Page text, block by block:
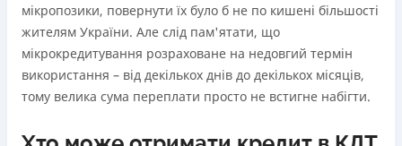
мікропозики, повернути їх було б не по кишені більшості
жителям України. Але слід пам'ятати, що
мікрокредитування розраховане на недовгий термін
використання – від декількох днів до декількох місяців,
тому велика сума переплати просто не встигне набігти.